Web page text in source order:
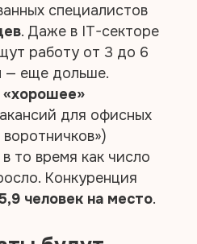
специалистов
. Даже в IT-секторе
работу от 3 до 6
— еще дольше.
«хорошее»
для офисных
в то время как число
Конкуренция
человек на место.